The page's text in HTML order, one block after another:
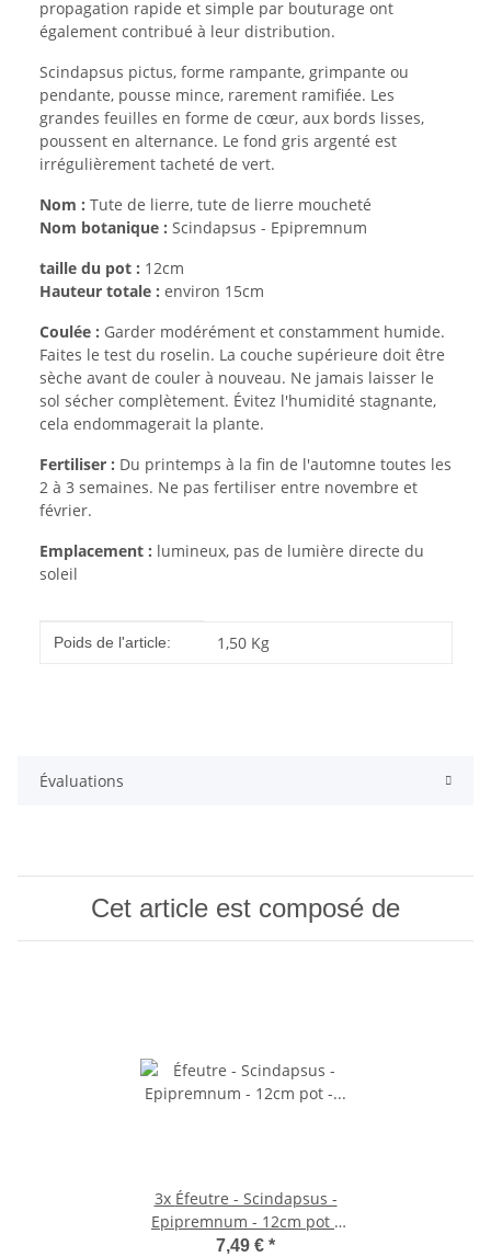
propagation rapide et simple par bouturage ont
également contribué à leur distribution.
Scindapsus pictus, forme rampante, grimpante ou
pendante, pousse mince, rarement ramifiée. Les
grandes feuilles en forme de cœur, aux bords lisses,
poussent en alternance. Le fond gris argenté est
irrégulièrement tacheté de vert.
Nom : Tute de lierre, tute de lierre moucheté
Nom botanique : Scindapsus - Epipremnum
taille du pot : 12cm
Hauteur totale : environ 15cm
Coulée : Garder modérément et constamment humide.
Faites le test du roselin. La couche supérieure doit être
sèche avant de couler à nouveau. Ne jamais laisser le
sol sécher complètement. Évitez l'humidité stagnante,
cela endommagerait la plante.
Fertiliser : Du printemps à la fin de l'automne toutes les
2 à 3 semaines. Ne pas fertiliser entre novembre et
février.
Emplacement : lumineux, pas de lumière directe du
soleil
#productDetails.itemInformation#
#productDetails.itemValue#
Poids de l'article: 1,50 Kg
Évaluations
Cet article est composé de
3x Éfeutre - Scindapsus -
Epipremnum - 12cm pot -
plante d'intérieur
7,49 € *